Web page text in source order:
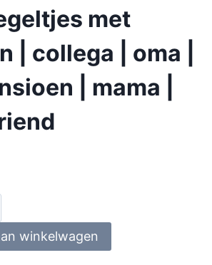
met
| collega | oma |
| mama |
winkelwagen